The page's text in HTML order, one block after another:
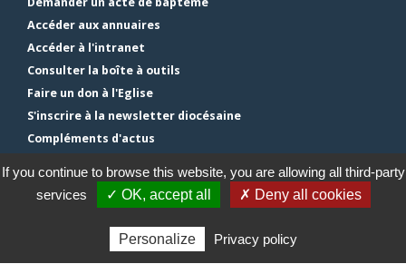
Accéder aux annuaires
Accéder à l'intranet
Consulter la boîte à outils
Faire un don à l'Eglise
S'inscrire à la newsletter diocésaine
Compléments d'actus
Mentions légales
Gestion des cookies
If you continue to browse this website, you are allowing all third-party
services
✓ OK, accept all ✗ Deny all cookies
Personalize Privacy policy